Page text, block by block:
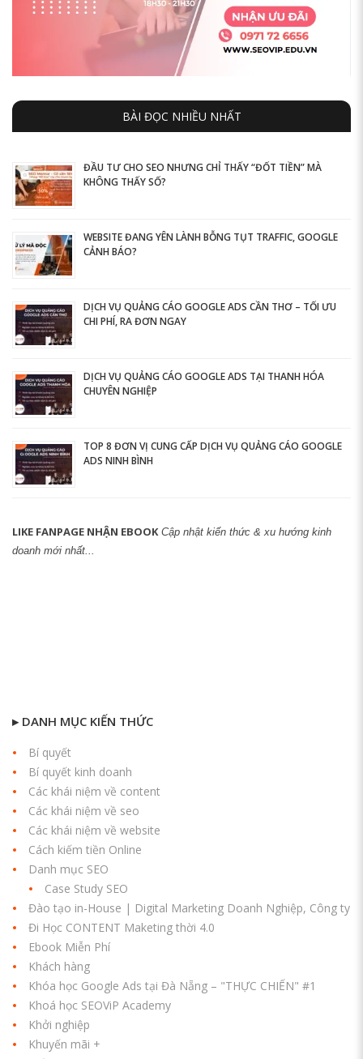
BÀI ĐỌC NHIỀU NHẤT
ĐẦU TƯ CHO SEO NHƯNG CHỈ THẤY “ĐỐT TIỀN” MÀ
KHÔNG THẤY SỐ?
WEBSITE ĐANG YÊN LÀNH BỖNG TỤT TRAFFIC, GOOGLE
CẢNH BÁO?
DỊCH VỤ QUẢNG CÁO GOOGLE ADS CẦN THƠ – TỐI ƯU
CHI PHÍ, RA ĐƠN NGAY
DỊCH VỤ QUẢNG CÁO GOOGLE ADS TẠI THANH HÓA
CHUYÊN NGHIỆP
TOP 8 ĐƠN VỊ CUNG CẤP DỊCH VỤ QUẢNG CÁO GOOGLE
ADS NINH BÌNH
LIKE FANPAGE NHẬN EBOOK Cập nhật kiến thức & xu hướng kinh
doanh mới nhất...
▸ DANH MỤC KIẾN THỨC
Bí quyết
Bí quyết kinh doanh
Các khái niệm về content
Các khái niệm về seo
Các khái niệm về website
Cách kiếm tiền Online
Danh mục SEO
Case Study SEO
Đào tạo in-House | Digital Marketing Doanh Nghiệp, Công ty
Đi Học CONTENT Maketing thời 4.0
Ebook Miễn Phí
Khách hàng
Khóa học Google Ads tại Đà Nẵng – "THỰC CHIẾN" #1
Khoá học SEOViP Academy
Khởi nghiệp
Khuyến mãi +